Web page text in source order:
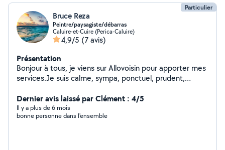
Particulier
Bruce Reza
Peintre/paysagiste/débarras
Caluire-et-Cuire (Perica-Caluire)
4,9/5 (7 avis)
Présentation
Bonjour à tous, je viens sur Allovoisin pour apporter mes
services.Je suis calme, sympa, ponctuel, prudent,
démontage des meubles, aide déménagement,
peinture,taille de haie, débroussaillage,élagage.J'ai fait
plusieurs jobs dans ses domaines.Je suis à votre
Dernier avis laissé par Clément : 4/5
Il y a plus de 6 mois
bonne personne dans l'ensemble